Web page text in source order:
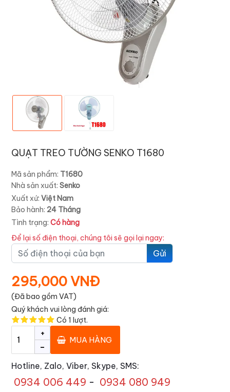
QUẠT TREO TƯỜNG SENKO T1680
Mã sản phẩm: T1680
Nhà sản xuất: Senko
Xuất xứ: Việt Nam
Bảo hành: 24 Tháng
Tình trạng: Có hàng
Để lại số điện thoại, chúng tôi sẽ gọi lại ngay:
Gửi
295,000 VNĐ
(Đã bao gồm VAT)
Quý khách vui lòng đánh giá:
Có 1 lượt.
-
+
MUA HÀNG
Hotline, Zalo, Viber, Skype, SMS:
0934 006 449 - 0934 080 949